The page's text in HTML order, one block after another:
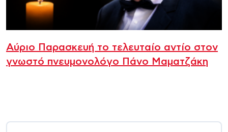
Αύριο Παρασκευή το τελευταίο αντίο στον
γνωστό πνευμονολόγο Πάνο Μαματζάκη